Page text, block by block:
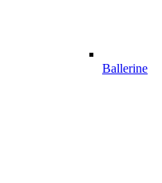
Ballerine